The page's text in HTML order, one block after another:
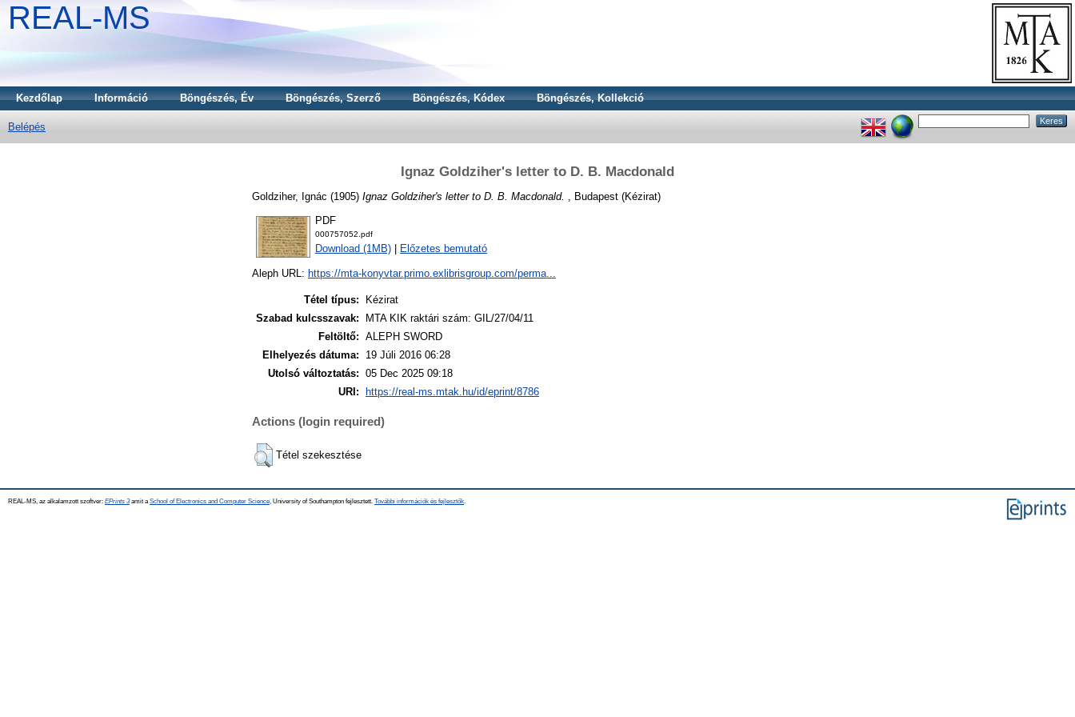
REAL-MS
Kezdőlap Információ Böngészés, Év Böngészés, Szerző Böngészés, Kódex Böngészés, Kollekció
Belépés
Ignaz Goldziher's letter to D. B. Macdonald
Goldziher, Ignác (1905) Ignaz Goldziher's letter to D. B. Macdonald. , Budapest (Kézirat)
PDF
000757052.pdf
Download (1MB) Előzetes bemutató
Aleph URL: https://mta-konyvtar.primo.exlibrisgroup.com/perma...
Tétel típus:
Kézirat
Szabad kulcsszavak:
MTA KIK raktári szám: GIL/27/04/11
Feltöltő: ALEPH SWORD
Elhelyezés dátuma:
19 Júli 2016 06:28
Utolsó változtatás: 05 Dec 2025 09:18
URI:
https://real-ms.mtak.hu/id/eprint/8786
Actions (login required)
Tétel szekesztése
REAL-MS, az alkalamzott szoftver: EPrints 3amit a School of Electronics and Computer Science , University of Southampton fejlesztett. További információk és fejlesztők